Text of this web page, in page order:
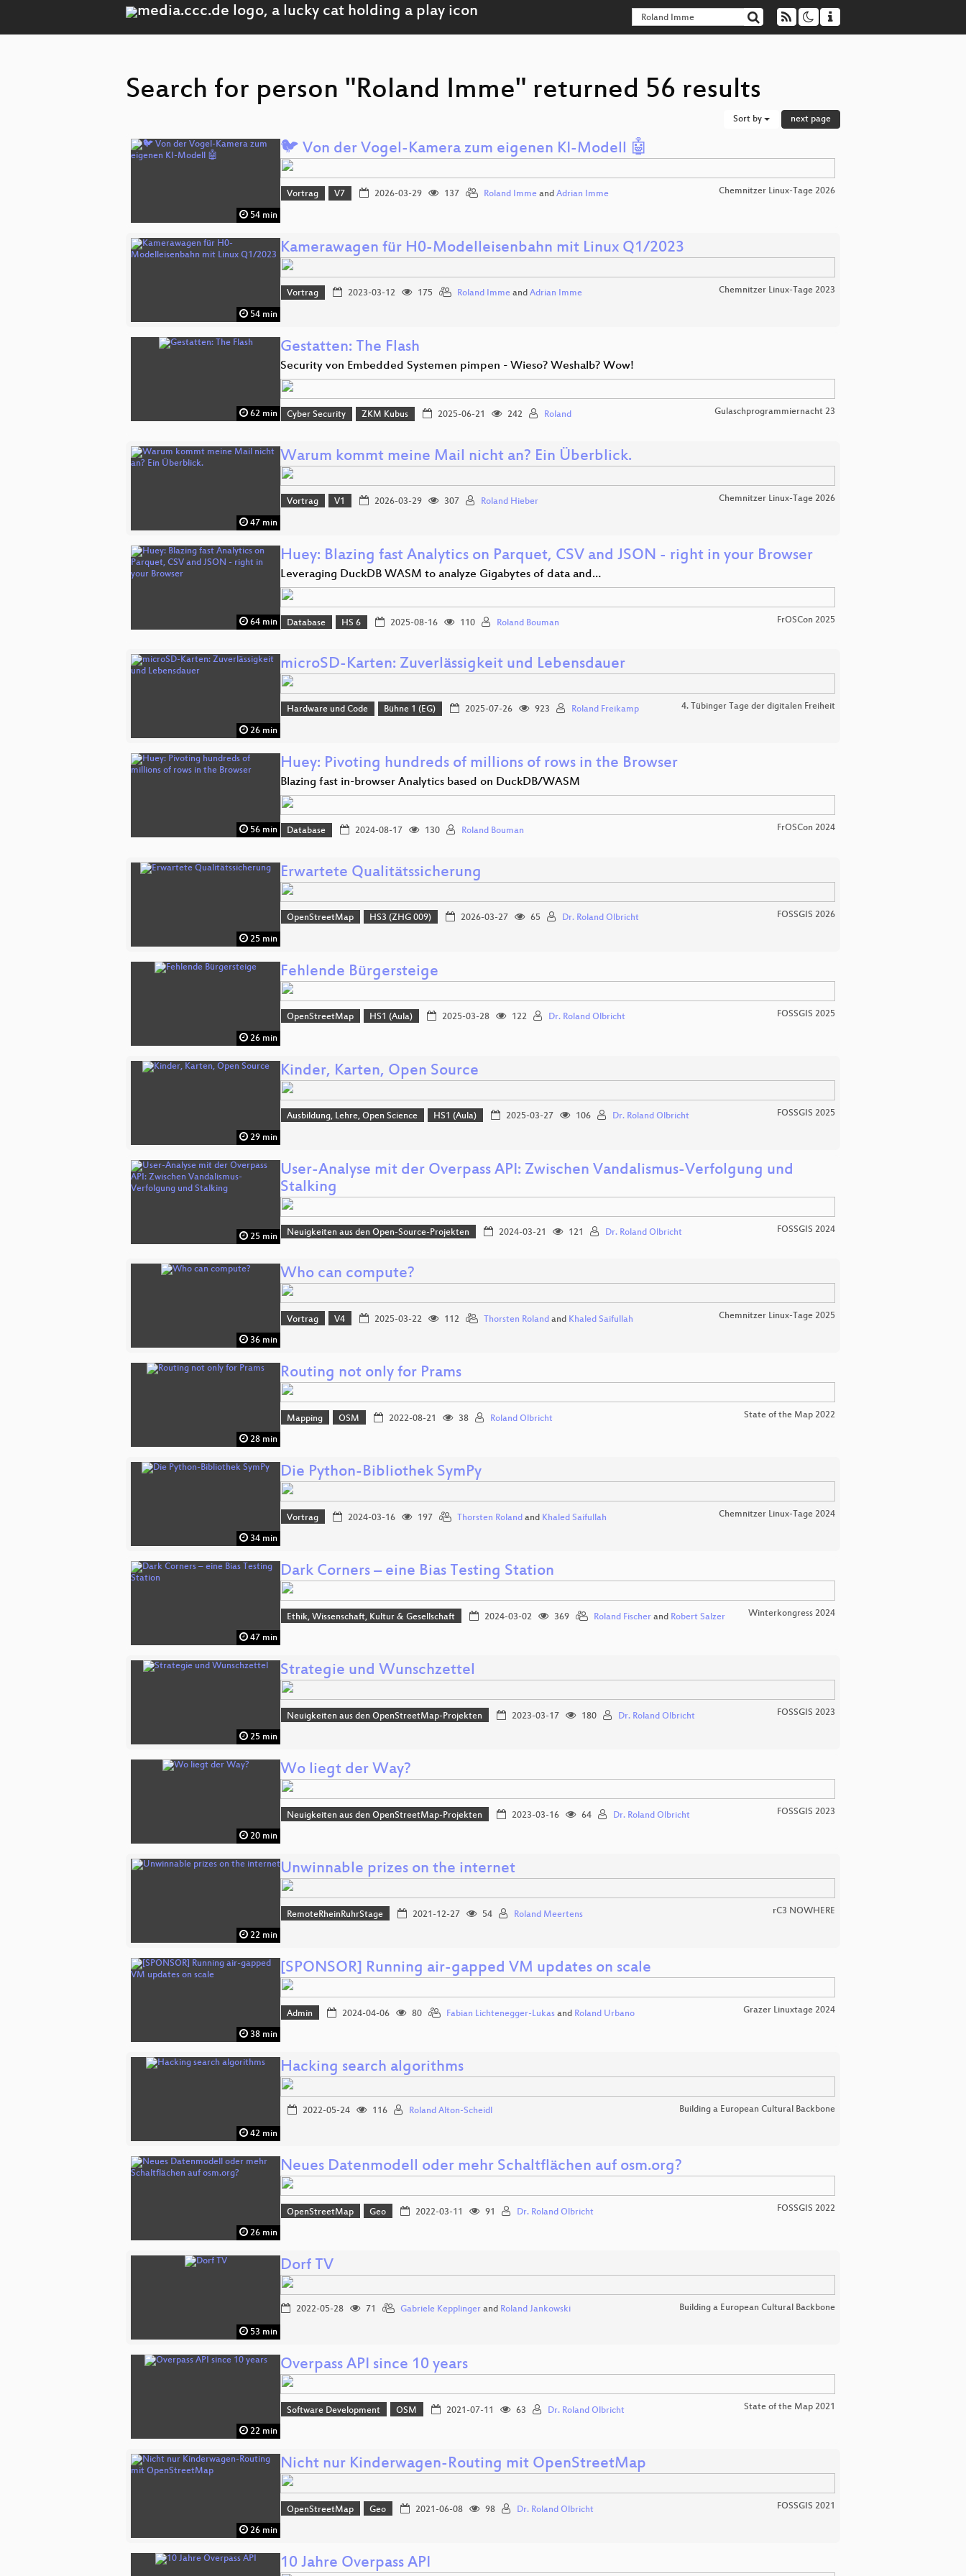
Search for person "Roland Imme" returned 56 results
Sort by next page
54 min
🐦 Von der Vogel-Kamera zum eigenen KI-Modell 🤖
Vortrag V7 2026-03-29 137 Roland Immeand Adrian Imme Chemnitzer Linux-Tage 2026
54 min
Kamerawagen für H0-Modelleisenbahn mit Linux Q1/2023
Vortrag 2023-03-12 175 Roland Immeand Adrian Imme Chemnitzer Linux-Tage 2023
62 min
Gestatten: The Flash
Security von Embedded Systemen pimpen - Wieso? Weshalb? Wow!
Cyber Security ZKM Kubus 2025-06-21 242 Roland Gulaschprogrammiernacht 23
47 min
Warum kommt meine Mail nicht an? Ein Überblick.
Vortrag V1 2026-03-29 307 Roland Hieber Chemnitzer Linux-Tage 2026
64 min
Huey: Blazing fast Analytics on Parquet, CSV and JSON - right in your Browser
Leveraging DuckDB WASM to analyze Gigabytes of data and…
Database HS 6 2025-08-16 110 Roland Bouman FrOSCon 2025
26 min
microSD-Karten: Zuverlässigkeit und Lebensdauer
Hardware und Code Bühne 1 (EG) 2025-07-26 923 Roland Freikamp 4. Tübinger Tage der digitalen Freiheit
56 min
Huey: Pivoting hundreds of millions of rows in the Browser
Blazing fast in-browser Analytics based on DuckDB/WASM
Database 2024-08-17 130 Roland Bouman FrOSCon 2024
25 min
Erwartete Qualitätssicherung
OpenStreetMap HS3 (ZHG 009) 2026-03-27 65 Dr. Roland Olbricht FOSSGIS 2026
26 min
Fehlende Bürgersteige
OpenStreetMap HS1 (Aula) 2025-03-28 122 Dr. Roland Olbricht FOSSGIS 2025
29 min
Kinder, Karten, Open Source
Ausbildung, Lehre, Open Science HS1 (Aula) 2025-03-27 106 Dr. Roland Olbricht FOSSGIS 2025
25 min
User-Analyse mit der Overpass API: Zwischen Vandalismus-Verfolgung und
Stalking
Neuigkeiten aus den Open-Source-Projekten 2024-03-21 121 Dr. Roland Olbricht FOSSGIS 2024
36 min
Who can compute?
Vortrag V4 2025-03-22 112 Thorsten Roland and Khaled Saifullah Chemnitzer Linux-Tage 2025
28 min
Routing not only for Prams
Mapping OSM 2022-08-21 38 Roland Olbricht State of the Map 2022
34 min
Die Python-Bibliothek SymPy
Vortrag 2024-03-16 197 Thorsten Roland and Khaled Saifullah Chemnitzer Linux-Tage 2024
47 min
Dark Corners – eine Bias Testing Station
Ethik, Wissenschaft, Kultur & Gesellschaft 2024-03-02 369 Roland Fischerand Robert Salzer Winterkongress 2024
25 min
Strategie und Wunschzettel
Neuigkeiten aus den OpenStreetMap-Projekten 2023-03-17 180 Dr. Roland Olbricht FOSSGIS 2023
20 min
Wo liegt der Way?
Neuigkeiten aus den OpenStreetMap-Projekten 2023-03-16 64 Dr. Roland Olbricht FOSSGIS 2023
22 min
Unwinnable prizes on the internet
RemoteRheinRuhrStage 2021-12-27 54 Roland Meertens rC3 NOWHERE
38 min
[SPONSOR] Running air-gapped VM updates on scale
Admin 2024-04-06 80 Fabian Lichtenegger-Lukasand Roland Urbano Grazer Linuxtage 2024
42 min
Hacking search algorithms
2022-05-24 116 Roland Alton-Scheidl Building a European Cultural Backbone
26 min
Neues Datenmodell oder mehr Schaltflächen auf osm.org?
OpenStreetMap Geo 2022-03-11 91 Dr. Roland Olbricht FOSSGIS 2022
53 min
Dorf TV
2022-05-28 71 Gabriele Kepplinger and Roland Jankowski Building a European Cultural Backbone
22 min
Overpass API since 10 years
Software Development OSM 2021-07-11 63 Dr. Roland Olbricht State of the Map 2021
26 min
Nicht nur Kinderwagen-Routing mit OpenStreetMap
OpenStreetMap Geo 2021-06-08 98 Dr. Roland Olbricht FOSSGIS 2021
10 Jahre Overpass API